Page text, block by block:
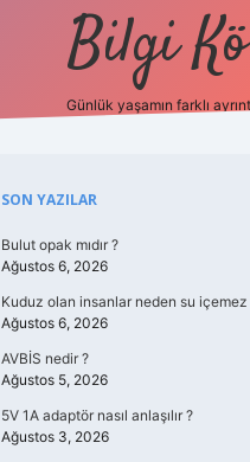
Bilgi
Günlük yaşamın farklı
Sidebar
SON YAZILAR
Bulut opak mıdır ?
Ağustos 6, 2026
Kuduz olan insanlar neden su içemez
Ağustos 6, 2026
AVBİS nedir ?
Ağustos 5, 2026
5V 1A adaptör nasıl anlaşılır ?
Ağustos 3, 2026